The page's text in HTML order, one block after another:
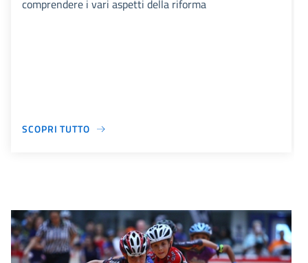
comprendere i vari aspetti della riforma
SCOPRI TUTTO